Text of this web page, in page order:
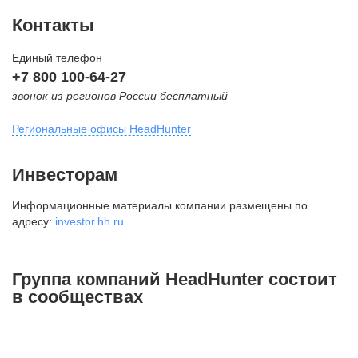
Контакты
Единый телефон
+7 800 100-64-27
звонок из регионов России бесплатный
Региональные офисы HeadHunter
внутригородская территория
Муниципальный округ Тверской,
2-я Брестская ул., д. 48,
+7 495 980-64-27
Инвесторам
Информационные материалы компании размещены по
адресу: investor.hh.ru
Группа компаний HeadHunter состоит
в сообществах